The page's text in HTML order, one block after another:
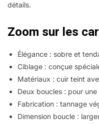
détails.
Zoom sur les
Élégance : sobre et
Ciblage : conçue
Matériaux : cuir teint
Deux boucles : pour
Fabrication : tannage
Dimension boucle :